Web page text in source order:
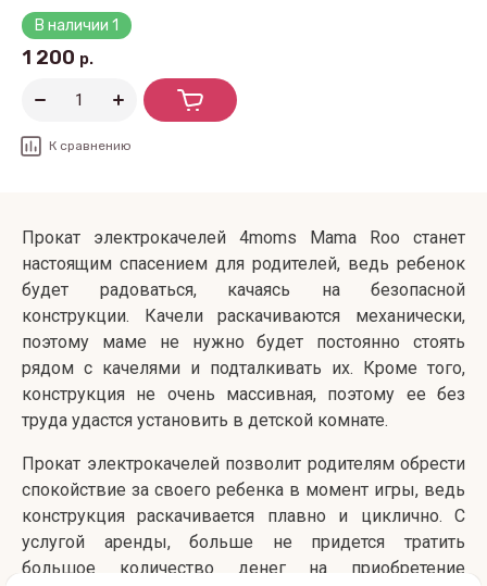
В наличии 1
1 200 р.
К сравнению
Прокат электрокачелей 4moms Mama Roo станет
настоящим спасением для родителей, ведь ребенок
будет радоваться, качаясь на безопасной
конструкции. Качели раскачиваются механически,
поэтому маме не нужно будет постоянно стоять
рядом с качелями и подталкивать их. Кроме того,
конструкция не очень массивная, поэтому ее без
труда удастся установить в детской комнате.
Прокат электрокачелей позволит родителям обрести
спокойствие за своего ребенка в момент игры, ведь
конструкция раскачивается плавно и циклично. С
услугой аренды, больше не придется тратить
большое количество денег на приобретение